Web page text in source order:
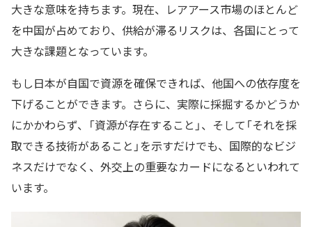
大きな意味を持ちます。現在、レアアース市場のほとんど
を中国が占めており、供給が滞るリスクは、各国にとって
大きな課題となっています。
もし日本が自国で資源を確保できれば、他国への依存度を
下げることができます。さらに、実際に採掘するかどうか
にかかわらず、「資源が存在すること」、そして「それを採
取できる技術があること」を示すだけでも、国際的なビジ
ネスだけでなく、外交上の重要なカードになるといわれて
います。